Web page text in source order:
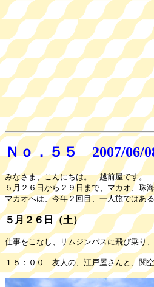
Ｎｏ．５５ 2007/06/
みなさま、こんにちは。 越前屋です。
５月２６日から２９日まで、マカオ、珠
マカオへは、今年２回目、一人旅ではあ
５月２６日（土）
仕事をこなし、リムジンバスに飛び乗り、
１５：００ 友人の、江戸屋さんと、関